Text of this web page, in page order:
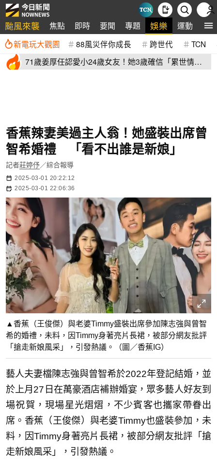
颱風來襲 焦點 即時 要聞 專題 娛樂 運動 全
新電玩大觀園 88風災伴你成長 跨世代 TCN
71歲姜厚任認愛小24歲女友！她3歲確信「累世情
香蕉辣妻美過主人翁！她盛裝出席曾
智希婚禮 「看不出誰是新娘」
記者莊婷伃／綜合報導
2025-03-01 20:22:12
2025-03-01 22:06:36
▲香蕉（王俊傑）與老婆Timmy盛裝出席參加陳志強與曾智
希的婚禮，未料，因Timmy身著亮片長裙，被部分網友批評
「搶走新娘風采」，引發熱議。（圖／香蕉IG）
藝人夫妻檔陳志強與曾智希於2022年登記結婚，並
於上月27日在萬豪酒店補辦婚宴，眾多藝人好友到
場祝賀，現場星光熠熠，不少賓客也攜家帶眷出
席。香蕉（王俊傑）與老婆Timmy也盛裝參加，未
料，因Timmy身著亮片長裙，被部分網友批評「搶
走新娘風采」，引發熱議。